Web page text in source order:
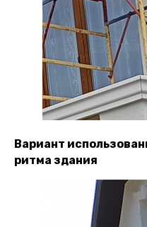
Вариант
ритма здания